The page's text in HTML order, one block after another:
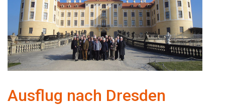
Ausflug nach Dresden